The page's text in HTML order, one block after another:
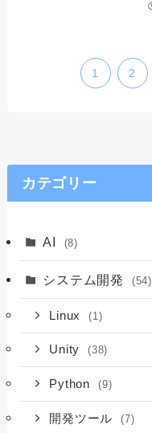
1 2
カテゴリー
AI (8)
システム開発 (54)
Linux (1)
Unity (38)
Python (9)
開発ツール (7)